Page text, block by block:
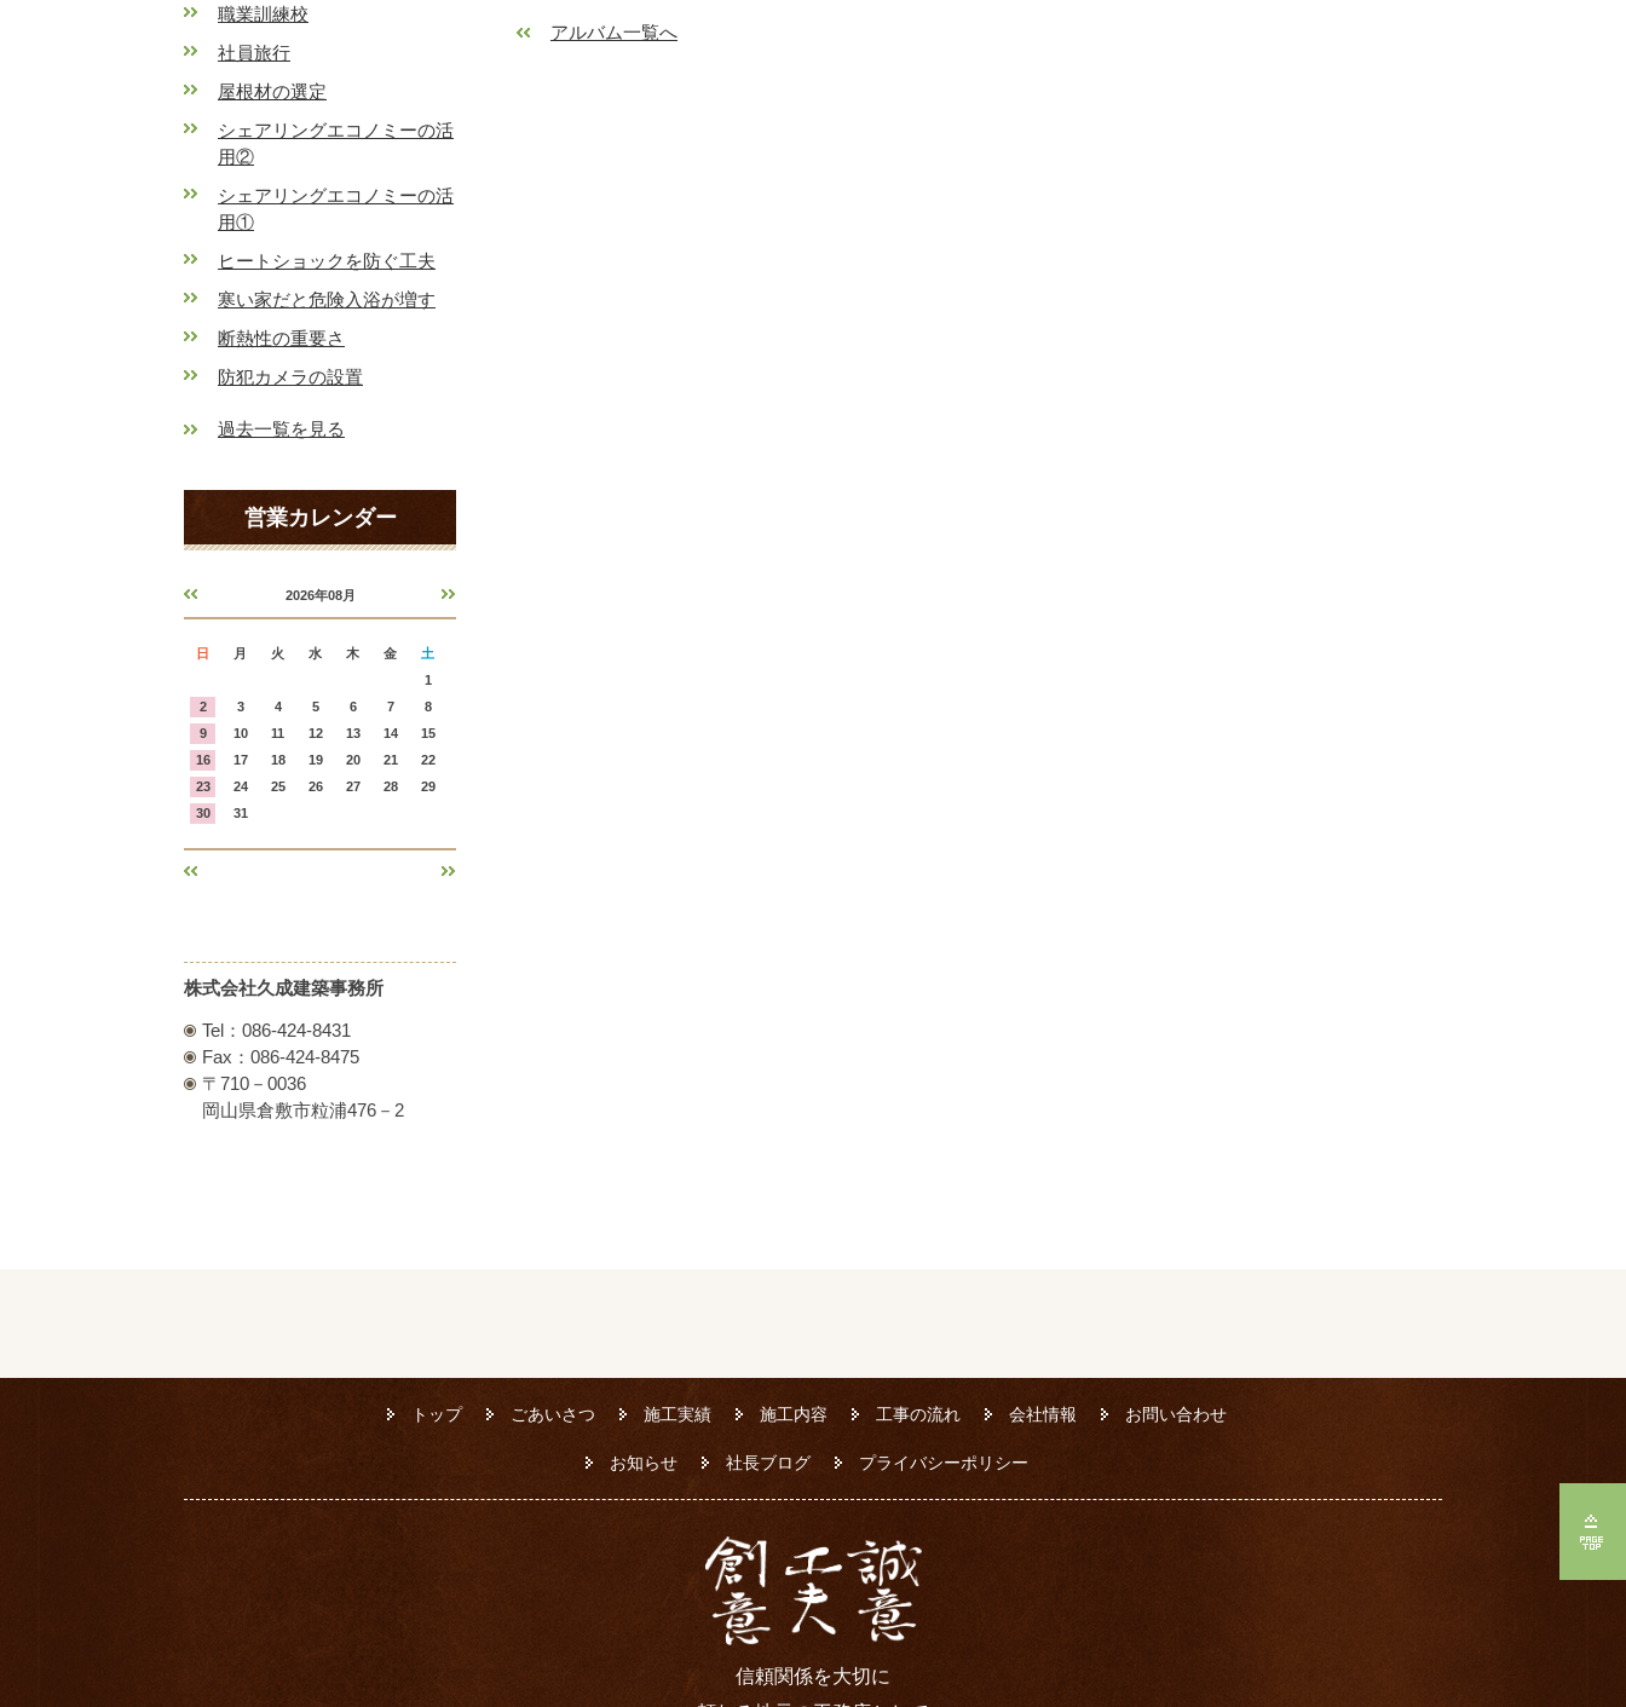
アルバム一覧へ
職業訓練校
社員旅行
屋根材の選定
シェアリングエコノミーの活
用②
シェアリングエコノミーの活
用①
ヒートショックを防ぐ工夫
寒い家だと危険入浴が増す
断熱性の重要さ
防犯カメラの設置
過去一覧を見る
営業カレンダー
« »
2026年08月
日 月 火 水 木 金
土
1
2
3 4 5 6 7
8
9
10 11 12 13 14
15
16
17 18 19 20 21
22
23
24 25 26 27 28
29
30
31
株式会社久成建築事務所
Tel：086-424-8431
Fax：086-424-8475
〒710－0036
岡山県倉敷市粒浦476－2
トップ ごあいさつ 施工実績 施工内容 工事の流れ 会社情報 お問い合わせ
お知らせ 社長ブログ プライバシーポリシー
信頼関係を大切に